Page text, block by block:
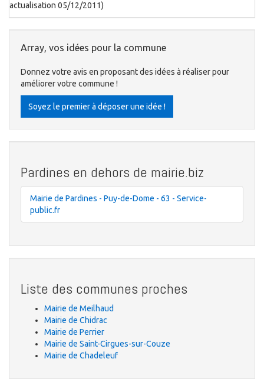
actualisation 05/12/2011)
Array, vos idées pour la commune
Donnez votre avis en proposant des idées à réaliser pour
améliorer votre commune !
Soyez le premier à déposer une idée !
Pardines en dehors de mairie.biz
Mairie de Pardines - Puy-de-Dome - 63 - Service-
public.fr
Liste des communes proches
Mairie de Meilhaud
Mairie de Chidrac
Mairie de Perrier
Mairie de Saint-Cirgues-sur-Couze
Mairie de Chadeleuf